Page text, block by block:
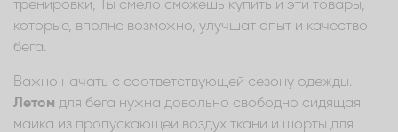
тренировки, Ты смело сможешь купить и эти товары,
которые, вполне возможно, улучшат опыт и качество
бега.
Важно начать с соответствующей сезону одежды.
Летом для бега нужна довольно свободно сидящая
майка из пропускающей воздух ткани и шорты для